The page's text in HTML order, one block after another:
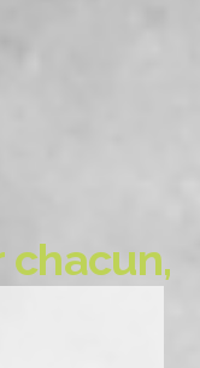
chacun,